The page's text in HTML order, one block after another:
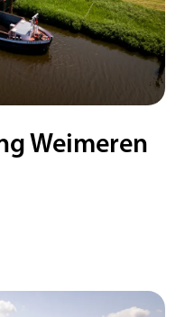
Weimeren